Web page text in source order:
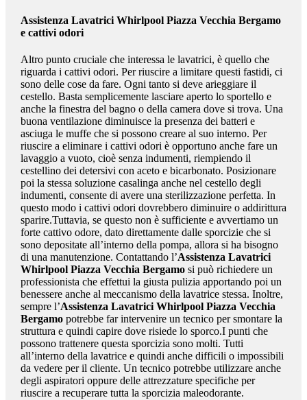
Assistenza Lavatrici Whirlpool Piazza Vecchia Bergamo
e cattivi odori
Altro punto cruciale che interessa le lavatrici, è quello che
riguarda i cattivi odori. Per riuscire a limitare questi fastidi, ci
sono delle cose da fare. Ogni tanto si deve arieggiare il
cestello. Basta semplicemente lasciare aperto lo sportello e
anche la finestra del bagno o della camera dove si trova. Una
buona ventilazione diminuisce la presenza dei batteri e
asciuga le muffe che si possono creare al suo interno. Per
riuscire a eliminare i cattivi odori è opportuno anche fare un
lavaggio a vuoto, cioè senza indumenti, riempiendo il
cestellino dei detersivi con aceto e bicarbonato. Posizionare
poi la stessa soluzione casalinga anche nel cestello degli
indumenti, consente di avere una sterilizzazione perfetta. In
questo modo i cattivi odori dovrebbero diminuire o addirittura
sparire.Tuttavia, se questo non è sufficiente e avvertiamo un
forte cattivo odore, dato direttamente dalle sporcizie che si
sono depositate all’interno della pompa, allora si ha bisogno
di una manutenzione. Contattando l’Assistenza Lavatrici
Whirlpool Piazza Vecchia Bergamosi può richiedere un
professionista che effettui la giusta pulizia apportando poi un
benessere anche al meccanismo della lavatrice stessa. Inoltre,
sempre l’Assistenza Lavatrici Whirlpool Piazza Vecchia
Bergamopotrebbe far intervenire un tecnico per smontare la
struttura e quindi capire dove risiede lo sporco.I punti che
possono trattenere questa sporcizia sono molti. Tutti
all’interno della lavatrice e quindi anche difficili o impossibili
da vedere per il cliente. Un tecnico potrebbe utilizzare anche
degli aspiratori oppure delle attrezzature specifiche per
riuscire a recuperare tutta la sporcizia maleodorante.